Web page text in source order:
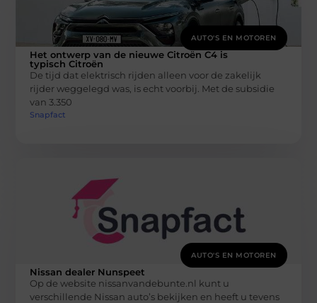
AUTO'S EN MOTOREN
Het ontwerp van de nieuwe Citroën C4 is
typisch Citroën
De tijd dat elektrisch rijden alleen voor de zakelijk
rijder weggelegd was, is echt voorbij. Met de subsidie
van 3.350
Snapfact
AUTO'S EN MOTOREN
Nissan dealer Nunspeet
Op de website nissanvandebunte.nl kunt u
verschillende Nissan auto’s bekijken en heeft u tevens